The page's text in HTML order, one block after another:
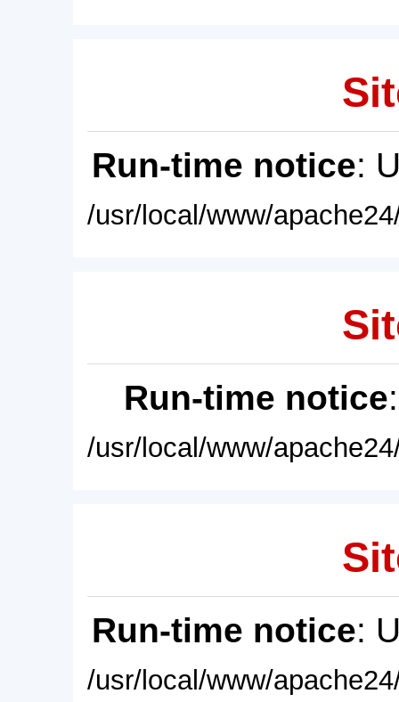
Run-time notice:
/usr/local/www/
Run-time notice
/usr/local/www/
Run-time notice:
/usr/local/www/